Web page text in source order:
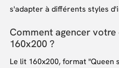
s'adapter à différents styles
Comment agencer
160x200 ?
Le lit 160x200, format "Queen